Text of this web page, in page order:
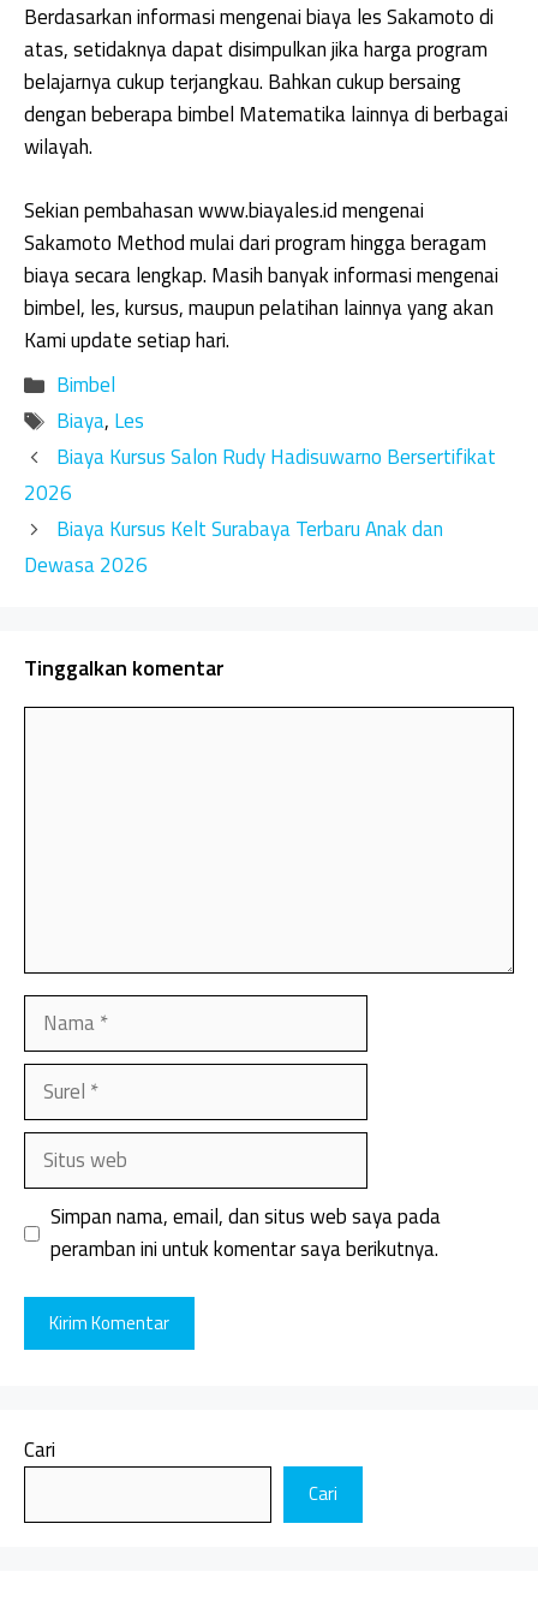
Berdasarkan informasi mengenai biaya les Sakamoto di
atas, setidaknya dapat disimpulkan jika harga program
belajarnya cukup terjangkau. Bahkan cukup bersaing
dengan beberapa bimbel Matematika lainnya di berbagai
wilayah.
Sekian pembahasan www.biayales.id mengenai
Sakamoto Method mulai dari program hingga beragam
biaya secara lengkap. Masih banyak informasi mengenai
bimbel, les, kursus, maupun pelatihan lainnya yang akan
Kami update setiap hari.
Kategori
Bimbel
Tag
Biaya, Les
Biaya Kursus Salon Rudy Hadisuwarno Bersertifikat
2026
Biaya Kursus Kelt Surabaya Terbaru Anak dan
Dewasa 2026
Tinggalkan komentar
Nama
Surel
Situs
web
Simpan nama, email, dan situs web saya pada
peramban ini untuk komentar saya berikutnya.
Cari
Cari